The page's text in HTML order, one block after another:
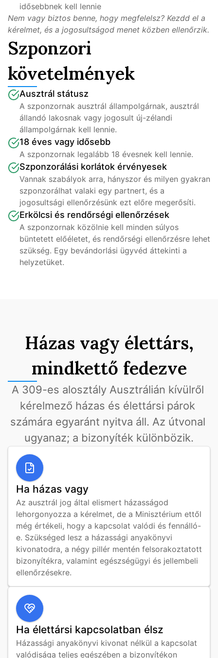
idősebbnek kell lennie
Nem vagy biztos benne, hogy megfelelsz? Kezdd el a
kérelmet, és a jogosultságod menet közben ellenőrzik.
Szponzori
követelmények
Ausztrál státusz
A szponzornak ausztrál állampolgárnak, ausztrál
állandó lakosnak vagy jogosult új-zélandi
állampolgárnak kell lennie.
18 éves vagy idősebb
A szponzornak legalább 18 évesnek kell lennie.
Szponzorálási korlátok érvényesek
Vannak szabályok arra, hányszor és milyen gyakran
szponzorálhat valaki egy partnert, és a
jogosultsági ellenőrzésünk ezt előre megerősíti.
Erkölcsi és rendőrségi ellenőrzések
A szponzornak közölnie kell minden súlyos
büntetett előéletet, és rendőrségi ellenőrzésre lehet
szükség. Egy bevándorlási ügyvéd áttekinti a
helyzetüket.
Házas vagy élettárs,
mindkettő fedezve
A 309-es alosztály Ausztrálián kívülről
kérelmező házas és élettársi párok
számára egyaránt nyitva áll. Az útvonal
ugyanaz; a bizonyíték különbözik.
Ha házas vagy
Az ausztrál jog által elismert házasságod
lehorgonyozza a kérelmet, de a Minisztérium ettől
még értékeli, hogy a kapcsolat valódi és fennálló-
e. Szükséged lesz a házassági anyakönyvi
kivonatodra, a négy pillér mentén felsorakoztatott
bizonyítékra, valamint egészségügyi és jellembeli
ellenőrzésekre.
Ha élettársi kapcsolatban élsz
Házassági anyakönyvi kivonat nélkül a kapcsolat
valódisága teljes egészében a bizonyítékon